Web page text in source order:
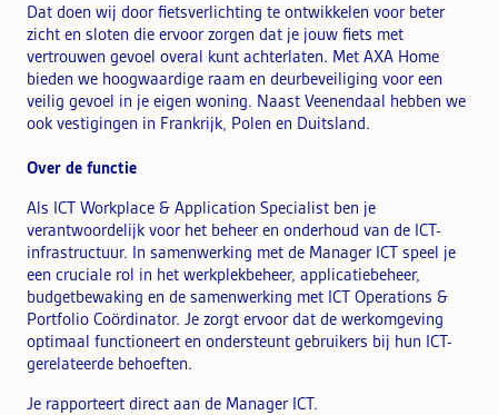
Dat doen wij door fietsverlichting te ontwikkelen voor beter
zicht en sloten die ervoor zorgen dat je jouw fiets met
vertrouwen gevoel overal kunt achterlaten. Met AXA Home
bieden we hoogwaardige raam en deurbeveiliging voor een
veilig gevoel in je eigen woning. Naast Veenendaal hebben we
ook vestigingen in Frankrijk, Polen en Duitsland.
Over de functie
Als ICT Workplace & Application Specialist ben je
verantwoordelijk voor het beheer en onderhoud van de ICT-
infrastructuur. In samenwerking met de Manager ICT speel je
een cruciale rol in het werkplekbeheer, applicatiebeheer,
budgetbewaking en de samenwerking met ICT Operations &
Portfolio Coördinator. Je zorgt ervoor dat de werkomgeving
optimaal functioneert en ondersteunt gebruikers bij hun ICT-
gerelateerde behoeften.
Je rapporteert direct aan de Manager ICT.